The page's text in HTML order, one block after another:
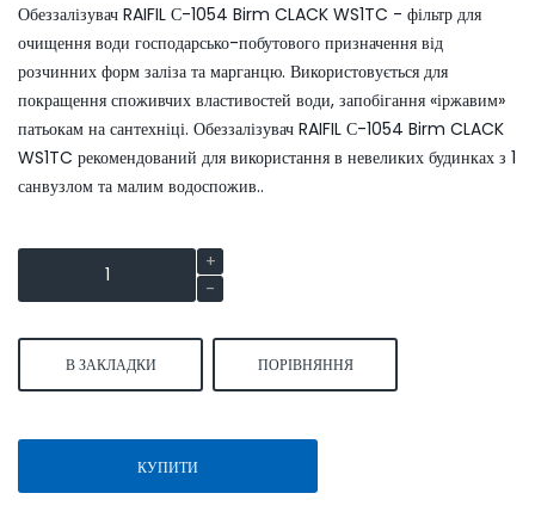
Обеззалізувач RAIFIL С-1054 Birm CLACK WS1TC - фільтр для
очищення води господарсько-побутового призначення від
розчинних форм заліза та марганцю. Використовується для
покращення споживчих властивостей води, запобігання «іржавим»
патьокам на сантехніці. Обеззалізувач RAIFIL С-1054 Birm CLACK
WS1TC рекомендований для використання в невеликих будинках з 1
санвузлом та малим водоспожив..
В ЗАКЛАДКИ ПОРІВНЯННЯ
КУПИТИ